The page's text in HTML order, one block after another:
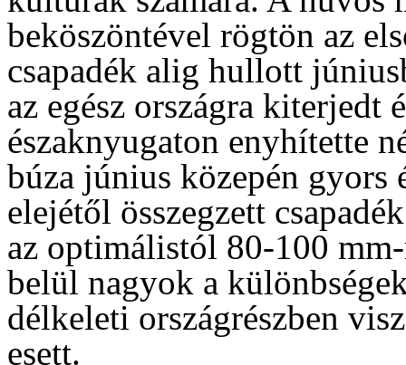
beköszöntével rögtön az
csapadék alig hullott
az egész országra kiterjedt
északnyugaton enyhítette
búza június közepén gyors
elejétől összegzett
az optimálistól 80-100
belül nagyok a
délkeleti országrészben
esett.